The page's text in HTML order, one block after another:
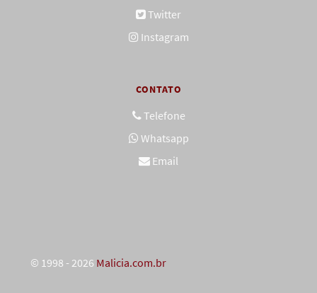
Twitter
Instagram
CONTATO
Telefone
Whatsapp
Email
© 1998 - 2026 Malicia.com.br